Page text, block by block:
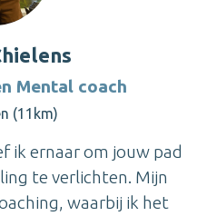
Mental coach
(11km)
ik ernaar om jouw pad
te verlichten. Mijn
waarbij ik het